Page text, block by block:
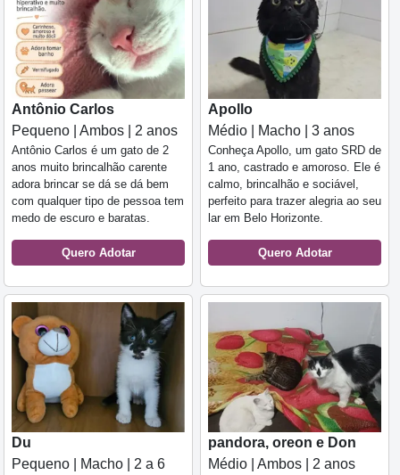
Antônio Carlos
Pequeno | Ambos | 2 anos
Antônio Carlos é um gato de 2
anos muito brincalhão carente
adora brincar se dá se dá bem
com qualquer tipo de pessoa tem
medo de escuro e baratas.
Quero Adotar
Apollo
Médio | Macho | 3 anos
Conheça Apollo, um gato SRD de
1 ano, castrado e amoroso. Ele é
calmo, brincalhão e sociável,
perfeito para trazer alegria ao seu
lar em Belo Horizonte.
Quero Adotar
Du
Pequeno | Macho | 2 a 6
pandora, oreon e Don
Médio | Ambos | 2 anos